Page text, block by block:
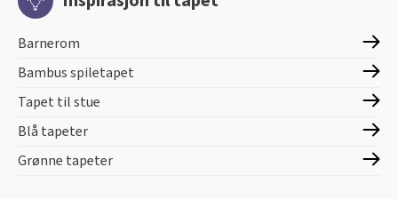
Barnerom
Bambus spiletapet
Tapet til stue
Blå tapeter
Grønne tapeter